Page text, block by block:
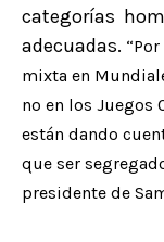
categorías
adecuadas.
mixta en
no en los Juegos
están dando
que ser
presidente de